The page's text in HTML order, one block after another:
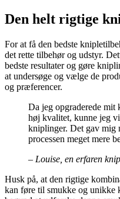
Den helt rigtige
For at få den bedste
det rette tilbehør og udstyr.
bedste resultater og gøre
at undersøge og vælge de
og præferencer.
Da jeg opgraderede
høj kvalitet, kunne jeg
kniplinger. Det gav mig
processen meget mere
– Louise, en erfaren
Husk på, at den rigtige
kan føre til smukke og unikke